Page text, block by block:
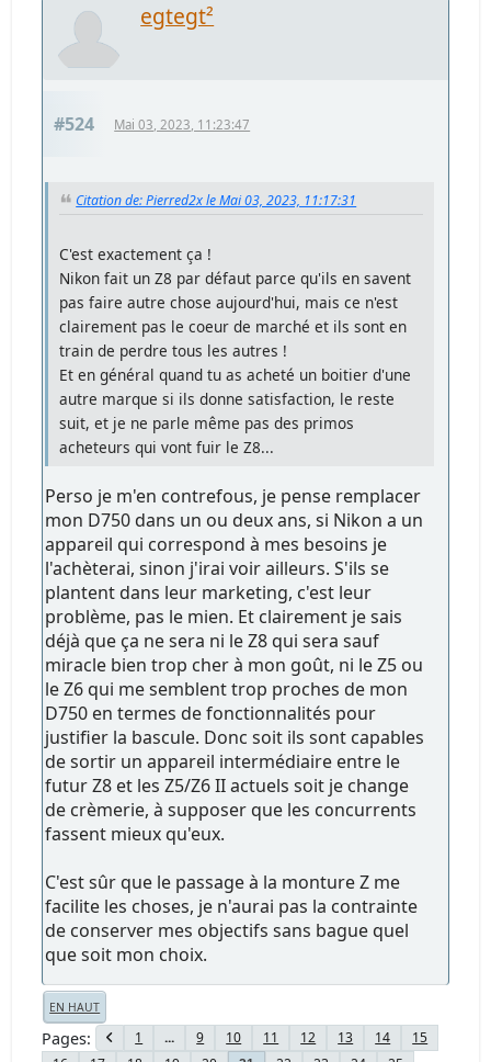
egtegt²
#524 Mai 03, 2023, 11:23:47
Citation de: Pierred2x le Mai 03, 2023, 11:17:31
C'est exactement ça !
Nikon fait un Z8 par défaut parce qu'ils en savent
pas faire autre chose aujourd'hui, mais ce n'est
clairement pas le coeur de marché et ils sont en
train de perdre tous les autres !
Et en général quand tu as acheté un boitier d'une
autre marque si ils donne satisfaction, le reste
suit, et je ne parle même pas des primos
acheteurs qui vont fuir le Z8...
Perso je m'en contrefous, je pense remplacer
mon D750 dans un ou deux ans, si Nikon a un
appareil qui correspond à mes besoins je
l'achèterai, sinon j'irai voir ailleurs. S'ils se
plantent dans leur marketing, c'est leur
problème, pas le mien. Et clairement je sais
déjà que ça ne sera ni le Z8 qui sera sauf
miracle bien trop cher à mon goût, ni le Z5 ou
le Z6 qui me semblent trop proches de mon
D750 en termes de fonctionnalités pour
justifier la bascule. Donc soit ils sont capables
de sortir un appareil intermédiaire entre le
futur Z8 et les Z5/Z6 II actuels soit je change
de crèmerie, à supposer que les concurrents
fassent mieux qu'eux.
C'est sûr que le passage à la monture Z me
facilite les choses, je n'aurai pas la contrainte
de conserver mes objectifs sans bague quel
que soit mon choix.
EN HAUT
Pages 1 ... 9 10 11 12 13 14
15